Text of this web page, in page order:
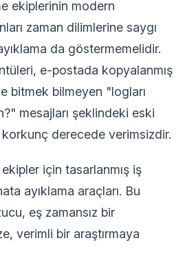
ekiplerinin modern
zaman dilimlerine saygı
da göstermemelidir.
e-postada kopyalanmış
bitmek bilmeyen "logları
mesajları şeklindeki eski
korkunç derecede verimsizdir.
için tasarlanmış iş
ayıklama araçları. Bu
eş zamansız bir
verimli bir araştırmaya